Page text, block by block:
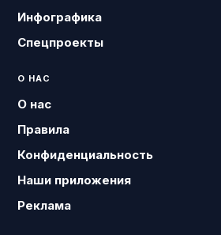
Инфографика
Спецпроекты
О НАС
О нас
Правила
Конфиденциальность
Наши приложения
Реклама